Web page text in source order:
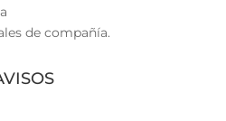
de compañía.